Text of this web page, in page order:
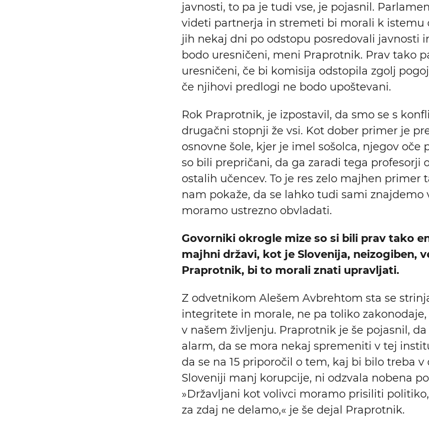
javnosti, to pa je tudi vse, je pojasnil.
videti partnerja in stremeti bi morali k istemu
jih nekaj dni po odstopu posredovali javnosti
bodo uresničeni, meni Praprotnik. Prav tako
uresničeni, če bi komisija odstopila zgolj
če njihovi predlogi ne bodo upoštevani.
Rok Praprotnik, je izpostavil, da smo se s
drugačni stopnji že vsi. Kot dober primer je
osnovne šole, kjer je imel sošolca, njegov
so bili prepričani, da ga zaradi tega profesorji
ostalih učencev. To je res zelo majhen primer
nam pokaže, da se lahko tudi sami znajdemo
moramo ustrezno obvladati.
Govorniki okrogle mize so si bili prav tako
majhni državi, kot je Slovenija, neizogiben,
Praprotnik, bi to morali znati upravljati.
Z odvetnikom Alešem Avbrehtom sta se
integritete in morale, ne pa toliko
v našem življenju. Praprotnik je še pojasnil,
alarm, da se mora nekaj spremeniti v tej
da se na 15 priporočil o tem, kaj bi bilo treba
Sloveniji manj korupcije, ni odzvala nobena
»Državljani kot volivci moramo prisiliti
za zdaj ne delamo,« je še dejal Praprotnik.